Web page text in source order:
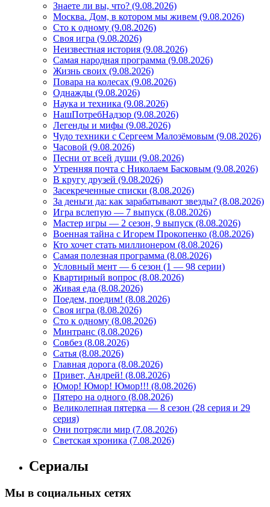
Знаете ли вы, что? (9.08.2026)
Mосква. Дом, в котором мы живем (9.08.2026)
Сто к одному (9.08.2026)
Своя игра (9.08.2026)
Неизвестная история (9.08.2026)
Самая народная программа (9.08.2026)
Жизнь своих (9.08.2026)
Повара на колесах (9.08.2026)
Однажды (9.08.2026)
Наука и техника (9.08.2026)
НашПотребНадзор (9.08.2026)
Легенды и мифы (9.08.2026)
Чудо техники с Сергеем Малозёмовым (9.08.2026)
Часовой (9.08.2026)
Песни от всей души (9.08.2026)
Утренняя почта с Николаем Басковым (9.08.2026)
В кругу друзей (9.08.2026)
Засекреченные списки (8.08.2026)
За деньги да: как зарабатывают звезды? (8.08.2026)
Игра вслепую — 7 выпуск (8.08.2026)
Мастер игры — 2 сезон, 9 выпуск (8.08.2026)
Военная тайна с Игорем Прокопенко (8.08.2026)
Кто хочет стать миллионером (8.08.2026)
Самая полезная программа (8.08.2026)
Условный мент — 6 сезон (1 — 98 серии)
Квартирный вопрос (8.08.2026)
Живая еда (8.08.2026)
Поедем, поедим! (8.08.2026)
Своя игра (8.08.2026)
Сто к одному (8.08.2026)
Минтранс (8.08.2026)
Совбез (8.08.2026)
Сатья (8.08.2026)
Главная дорога (8.08.2026)
Привет, Андрей! (8.08.2026)
Юмор! Юмор! Юмор!!! (8.08.2026)
Пятеро на одного (8.08.2026)
Великолепная пятерка — 8 сезон (28 серия и 29
серия)
Они потрясли мир (7.08.2026)
Светская хроника (7.08.2026)
Сериалы
Мы в социальных сетях